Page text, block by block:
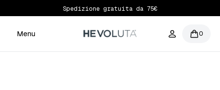
Spedizione gratuita da 75€
Menu 0